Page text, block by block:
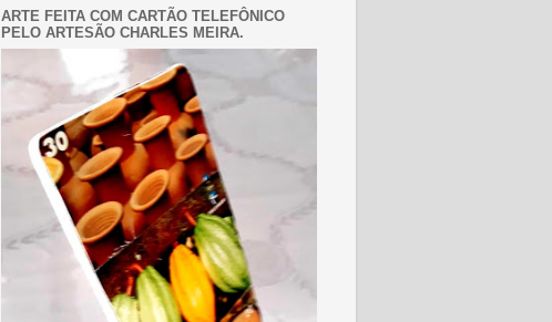
ARTE FEITA COM CARTÃO TELEFÔNICO
PELO ARTESÃO CHARLES MEIRA.